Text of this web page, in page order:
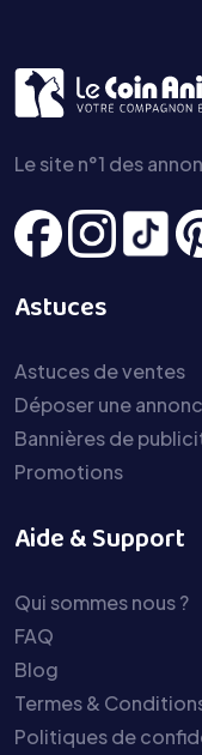
Le site n°1 des
Astuces
Astuces de ventes
Déposer une
Bannières de
Promotions
Aide & Support
Qui sommes nous ?
FAQ
Blog
Termes &
Politiques de